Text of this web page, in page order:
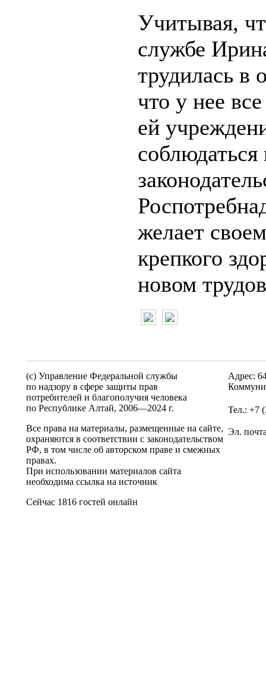
Учитывая,
службе
трудилась
что у нее
ей
соблюдаться
желает
крепкого
новом
(c) Управление Федеральной службы
по надзору в сфере защиты прав
потребителей и благополучия человека
по Республике Алтай, 2006—2024 г.
Все права на материалы, размещенные на сайте,
охраняются в соответствии с законодательством
РФ, в том числе об авторском праве и смежных
правах.
При использовании материалов сайта
необходима ссылка на источник
Сейчас 1816 гостей онлайн
Адрес:
Тел.: +7
Эл.